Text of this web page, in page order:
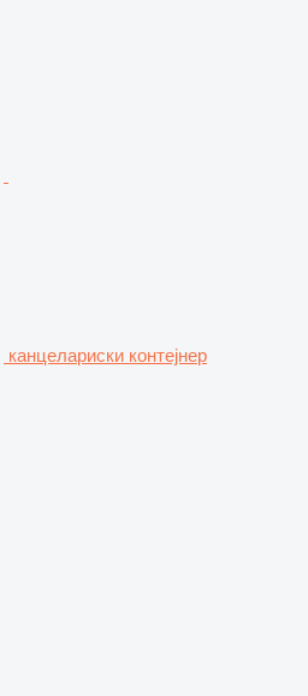
канцелариски контејнер